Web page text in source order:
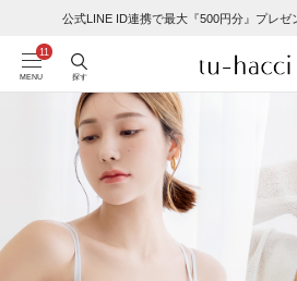
公式LINE ID連携で最大『500円分』プレゼ
MENU 探す